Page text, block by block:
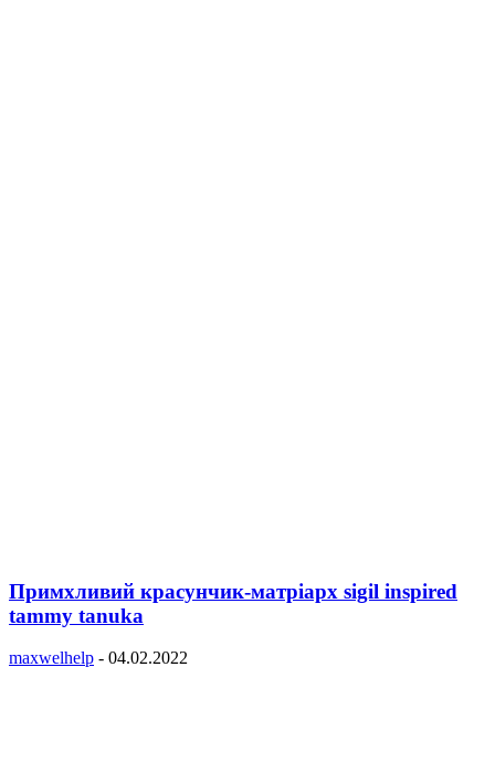
Примхливий красунчик-матріарх sigil inspired
tammy tanuka
maxwelhelp - 04.02.2022